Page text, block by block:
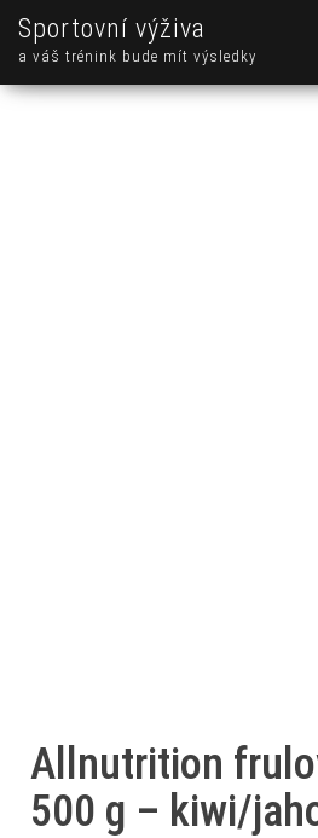
Sportovní výživa
a váš trénink bude mít výsledky
Allnutrition
500 g – kiwi/